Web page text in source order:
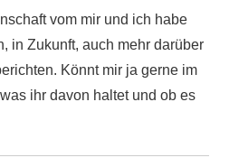
vom mir und ich habe
in Zukunft, auch mehr darüber
Könnt mir ja gerne im
ihr davon haltet und ob es